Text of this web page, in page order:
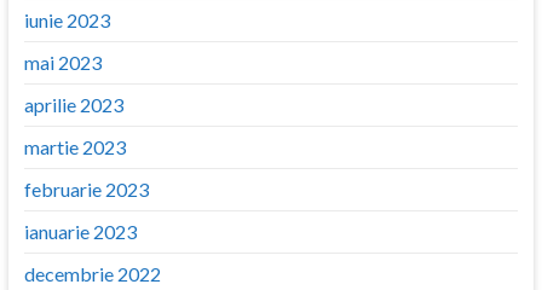
iunie 2023
mai 2023
aprilie 2023
martie 2023
februarie 2023
ianuarie 2023
decembrie 2022